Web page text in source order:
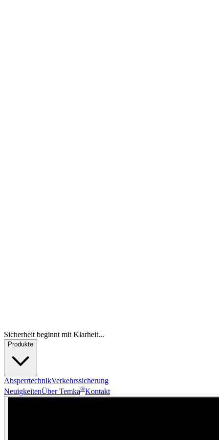
Sicherheit beginnt mit Klarheit...
Produkte
AbsperrtechnikVerkehrssicherung
NeuigkeitenÜber Temka®Kontakt